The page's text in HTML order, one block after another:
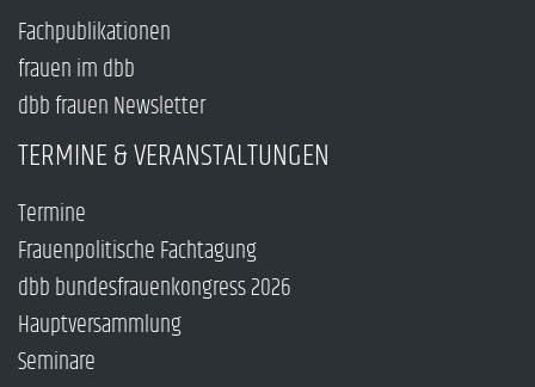
Fachpublikationen
frauen im dbb
dbb frauen Newsletter
TERMINE & VERANSTALTUNGEN
Termine
Frauenpolitische Fachtagung
dbb bundesfrauenkongress 2026
Hauptversammlung
Seminare